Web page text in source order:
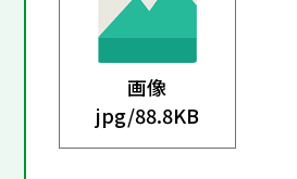
画像
jpg/88.8KB